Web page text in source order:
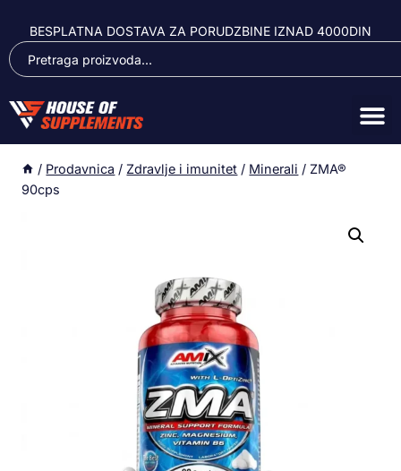
BESPLATNA DOSTAVA ZA PORUDZBINE IZNAD 4000DIN
/ Prodavnica / Zdravlje i imunitet / Minerali / ZMA®
90cps